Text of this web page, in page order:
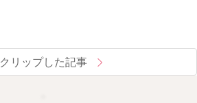
クリップした記事